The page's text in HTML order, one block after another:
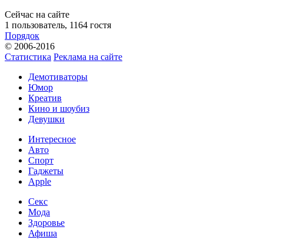
Сейчас на сайте
1 пользователь, 1164 гостя
Порядок
© 2006-2016
Статистика Реклама на сайте
Демотиваторы
Юмор
Креатив
Кино и шоубиз
Девушки
Интересное
Авто
Спорт
Гаджеты
Apple
Секс
Мода
Здоровье
Афиша